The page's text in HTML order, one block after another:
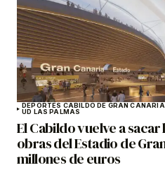
DEPORTES CABILDO DE GRAN CANARIA
UD LAS PALMAS
El Cabildo vuelve a
obras del Estadio de
millones de euros